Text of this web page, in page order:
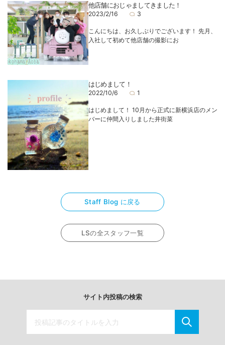
他店舗におじゃましてきました！
2023/2/16 3
こんにちは、お久しぶりでございます！ 先月、
入社して初めて他店舗の撮影にお
はじめまして！
2022/10/6 1
はじめまして！ 10月から正式に新横浜店のメン
バーに仲間入りしました井街菜
Staff Blog に戻る
LSの全スタッフ一覧
サイト内投稿の検索